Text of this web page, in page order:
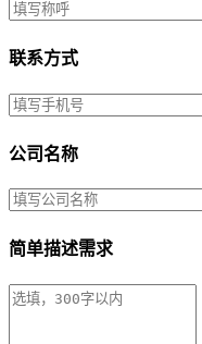
联系方式
公司名称
简单描述需求